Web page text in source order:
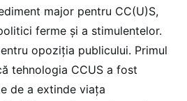
major pentru CC(U)S,
ferme și a stimulentelor.
opoziția publicului. Primul
tehnologia CCUS a fost
de a extinde viața